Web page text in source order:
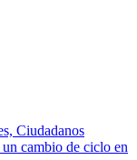
Ciudadanos
cambio de ciclo en